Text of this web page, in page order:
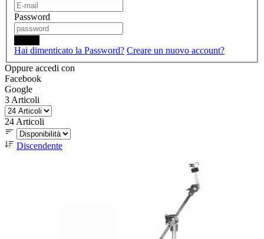
Password
Hai dimenticato la Password? Creare un nuovo account?
Oppure accedi con
Facebook
Google
3Articoli
24Articoli
Discendente